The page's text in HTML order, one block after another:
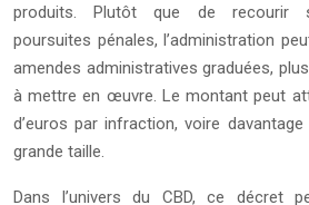
produits. Plutôt que de recourir
poursuites pénales, l’administration
amendes administratives graduées,
à mettre en œuvre. Le montant peut
d’euros par infraction, voire
grande taille.
Dans l’univers du CBD, ce décret